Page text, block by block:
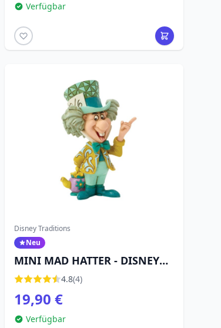
Verfügbar
Disney Traditions
Neu
MINI MAD HATTER - DISNEY
TRADITIONS
4.8(4)
19,90 €
Verfügbar